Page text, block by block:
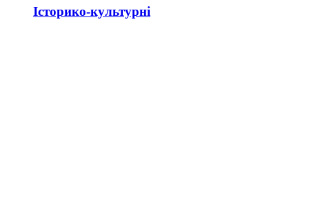
Історико-культурні